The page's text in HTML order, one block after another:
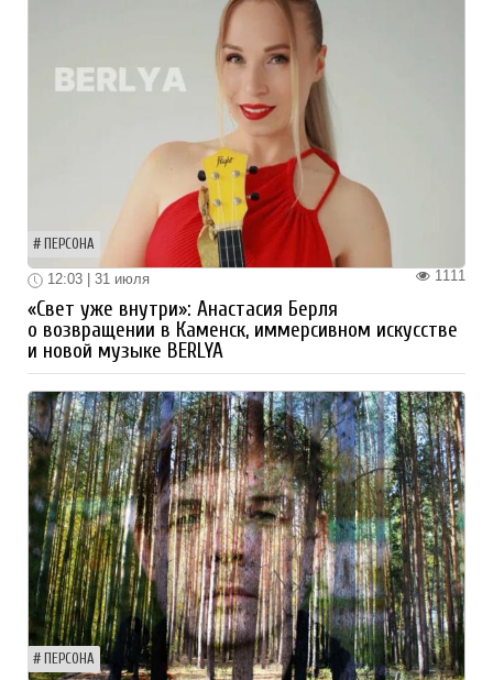
ПЕРСОНА
1111
12:03 | 31 июля
«Свет уже внутри»: Анастасия Берля
о возвращении в Каменск, иммерсивном искусстве
и новой музыке BERLYA
ПЕРСОНА